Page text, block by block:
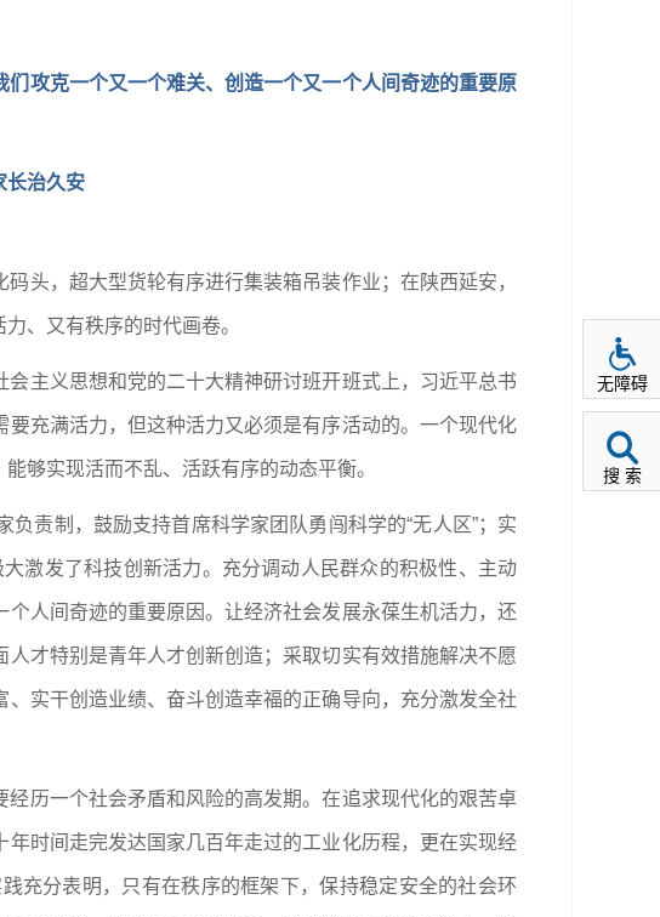
攻克一个又一个难关、创造一个又一个人间奇迹的重要原
长治久安
头，超大型货轮有序进行集装箱吊装作业；在陕西延安，
、又有秩序的时代画卷。
主义思想和党的二十大精神研讨班开班式上，习近平总书
充满活力，但这种活力又必须是有序活动的。一个现代化
够实现活而不乱、活跃有序的动态平衡。
责制，鼓励支持首席科学家团队勇闯科学的“无人区”；实
激发了科技创新活力。充分调动人民群众的积极性、主动
人间奇迹的重要原因。让经济社会发展永葆生机活力，还
才特别是青年人才创新创造；采取切实有效措施解决不愿
实干创造业绩、奋斗创造幸福的正确导向，充分激发全社
历一个社会矛盾和风险的高发期。在追求现代化的艰苦卓
时间走完发达国家几百年走过的工业化历程，更在实现经
充分表明，只有在秩序的框架下，保持稳定安全的社会环
无障碍
搜 索